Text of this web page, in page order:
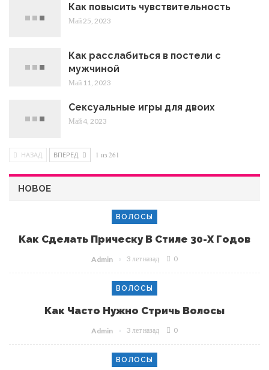
Как повысить чувствительность
Май 25, 2023
Как расслабиться в постели с
мужчиной
Май 11, 2023
Сексуальные игры для двоих
Май 4, 2023
НАЗАД ВПЕРЕД 1 из 261
НОВОЕ
ВОЛОСЫ
Как Сделать Прическу В Стиле 30-Х Годов
Admin 3 лет назад 0
ВОЛОСЫ
Как Часто Нужно Стричь Волосы
Admin 3 лет назад 0
ВОЛОСЫ